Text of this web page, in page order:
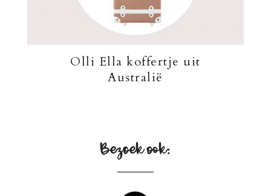
Olli Ella koffertje uit
Australië
Bezoek ook: